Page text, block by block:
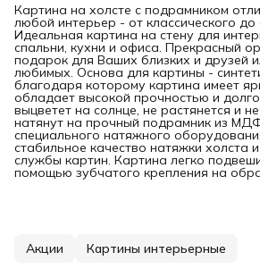
Картина на холсте с подрамником
любой интерьер - от классического до
Идеальная картина на стену для
спальни, кухни и офиса. Прекрасный
подарок для Ваших близких и друзей
любимых. Основа для картины -
благодаря которому картина имеет
обладает высокой прочностью и
выцветет на солнце, не растянется и
натянут на прочный подрамник из
специального натяжного
стабильное качество натяжки холста
службы картин. Картина легко
помощью зубчатого крепления на
Акции Картины интерьерные